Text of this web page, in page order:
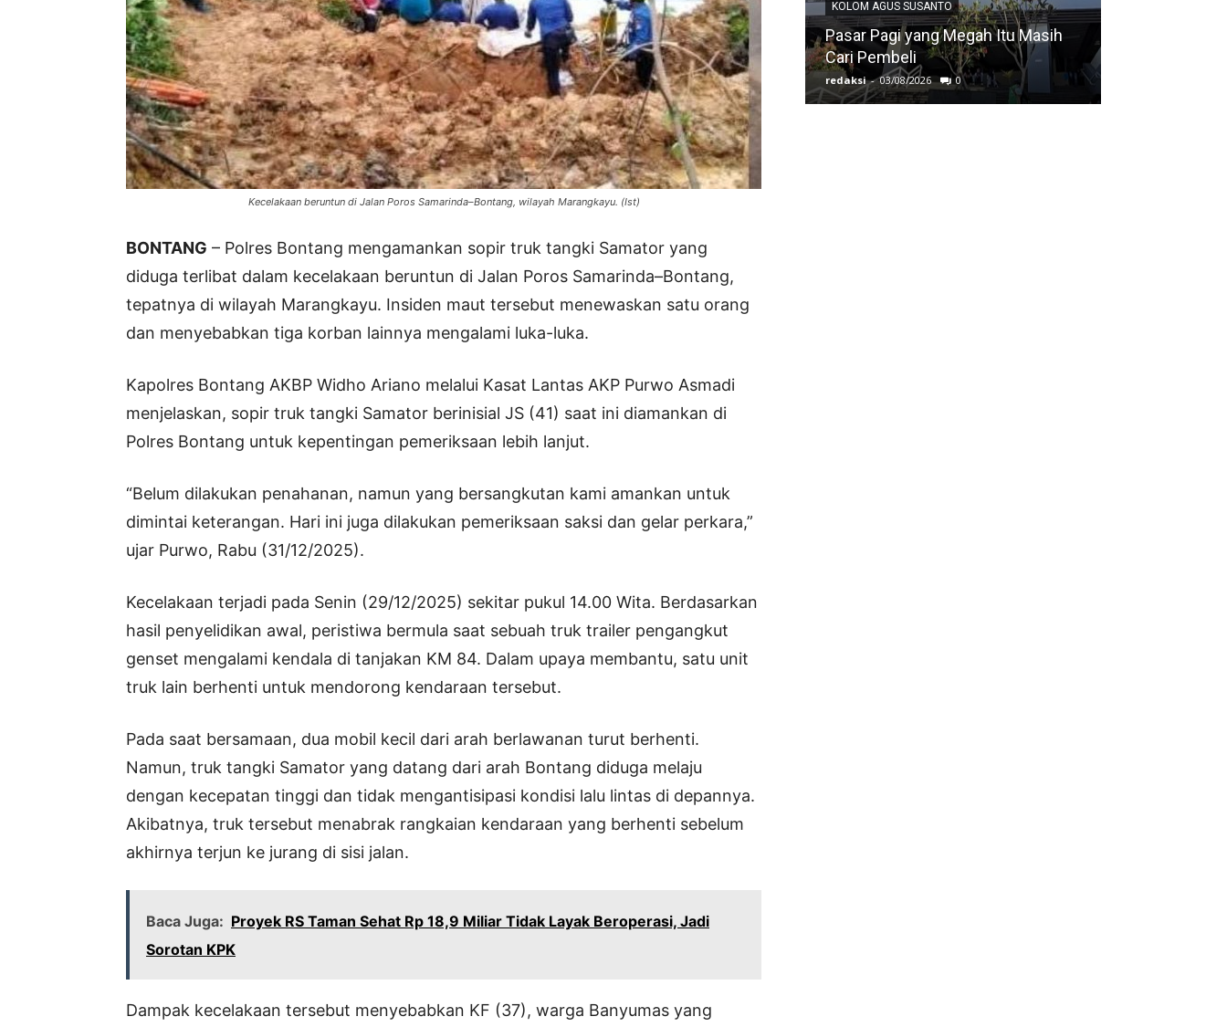
Kecelakaan beruntun di Jalan Poros Samarinda–Bontang, wilayah Marangkayu. (Ist)
BONTANG – Polres Bontang mengamankan sopir truk tangki Samator yang
diduga terlibat dalam kecelakaan beruntun di Jalan Poros Samarinda–Bontang,
tepatnya di wilayah Marangkayu. Insiden maut tersebut menewaskan satu orang
dan menyebabkan tiga korban lainnya mengalami luka-luka.
Kapolres Bontang AKBP Widho Ariano melalui Kasat Lantas AKP Purwo Asmadi
menjelaskan, sopir truk tangki Samator berinisial JS (41) saat ini diamankan di
Polres Bontang untuk kepentingan pemeriksaan lebih lanjut.
“Belum dilakukan penahanan, namun yang bersangkutan kami amankan untuk
dimintai keterangan. Hari ini juga dilakukan pemeriksaan saksi dan gelar perkara,”
ujar Purwo, Rabu (31/12/2025).
Kecelakaan terjadi pada Senin (29/12/2025) sekitar pukul 14.00 Wita. Berdasarkan
hasil penyelidikan awal, peristiwa bermula saat sebuah truk trailer pengangkut
genset mengalami kendala di tanjakan KM 84. Dalam upaya membantu, satu unit
truk lain berhenti untuk mendorong kendaraan tersebut.
Pada saat bersamaan, dua mobil kecil dari arah berlawanan turut berhenti.
Namun, truk tangki Samator yang datang dari arah Bontang diduga melaju
dengan kecepatan tinggi dan tidak mengantisipasi kondisi lalu lintas di depannya.
Akibatnya, truk tersebut menabrak rangkaian kendaraan yang berhenti sebelum
akhirnya terjun ke jurang di sisi jalan.
Baca Juga: Proyek RS Taman Sehat Rp 18,9 Miliar Tidak Layak Beroperasi, Jadi
Sorotan KPK
Dampak kecelakaan tersebut menyebabkan KF (37), warga Banyumas yang
KOLOM AGUS SUSANTO
Pasar Pagi yang Megah Itu Masih
Cari Pembeli
redaksi - 03/08/2026 0